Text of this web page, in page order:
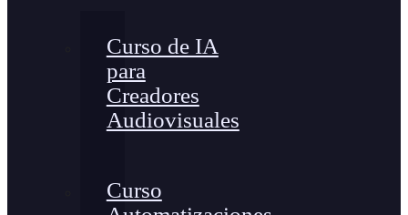
Curso de IA
para
Creadores
Audiovisuales
Curso